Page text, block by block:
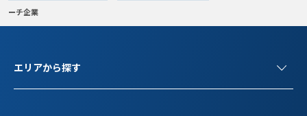
ーチ企業
エリアから探す